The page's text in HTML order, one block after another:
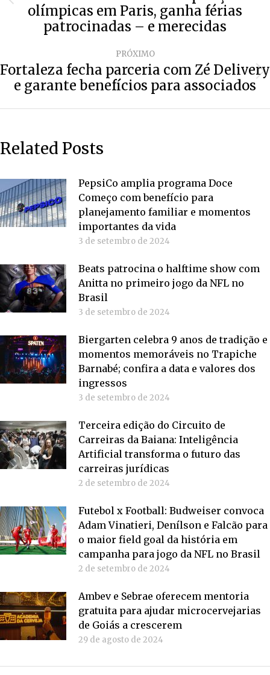
Post
anterior:
olímpicas em Paris, ganha férias
patrocinadas – e merecidas
PRÓXIMO
Próximo
post:
Fortaleza fecha parceria com Zé Delivery
e garante benefícios para associados
Related Posts
PepsiCo amplia programa Doce
Começo com benefício para
planejamento familiar e momentos
importantes da vida
3 de setembro de 2024
Beats patrocina o halftime show com
Anitta no primeiro jogo da NFL no
Brasil
3 de setembro de 2024
Biergarten celebra 9 anos de tradição e
momentos memoráveis no Trapiche
Barnabé; confira a data e valores dos
ingressos
3 de setembro de 2024
Terceira edição do Circuito de
Carreiras da Baiana: Inteligência
Artificial transforma o futuro das
carreiras jurídicas
2 de setembro de 2024
Futebol x Football: Budweiser convoca
Adam Vinatieri, Denílson e Falcão para
o maior field goal da história em
campanha para jogo da NFL no Brasil
2 de setembro de 2024
Ambev e Sebrae oferecem mentoria
gratuita para ajudar microcervejarias
de Goiás a crescerem
29 de agosto de 2024